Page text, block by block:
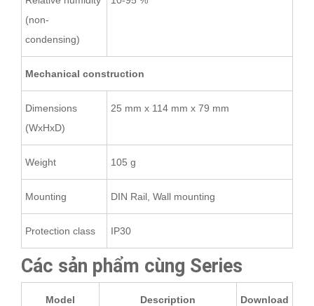
(non-
condensing)
Mechanical construction
Dimensions
(WxHxD)
25 mm x 114 mm x 79 mm
Weight 105 g
Mounting DIN Rail, Wall mounting
Protection class IP30
Các sản phẩm cùng Series
Model Description Download